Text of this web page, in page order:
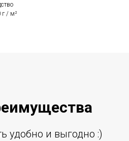
г / м²
щества
удобно и выгодно :)